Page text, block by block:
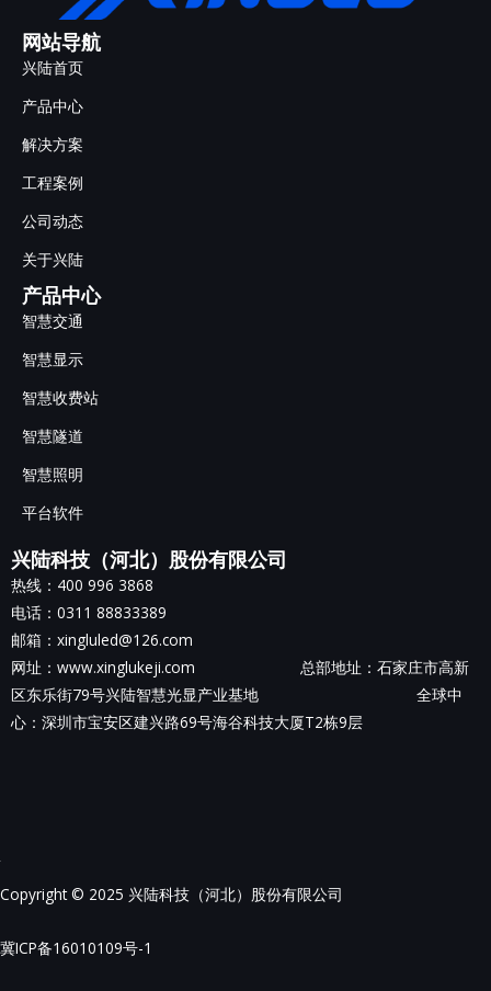
网站导航
兴陆首页
产品中心
解决方案
工程案例
公司动态
关于兴陆
产品中心
智慧交通
智慧显示
智慧收费站
智慧隧道
智慧照明
平台软件
兴陆科技（河北）股份有限公司
热线：400 996 3868
电话：0311 88833389
邮箱：xingluled@126.com
网址：www.xinglukeji.com 总部地址： 石家庄市高新
区东乐街79号兴陆智慧光显产业基地 全球中
心：深圳市宝安区建兴路69号海谷科技大厦T2栋9层
Copyright © 2025 兴陆科技（河北）股份有限公司
冀ICP备16010109号-1